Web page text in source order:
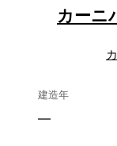
カーニ
建造年
—